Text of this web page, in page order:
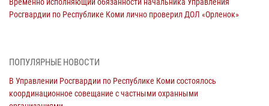
Временно исполняющий обязанности начальника Управления
Росгвардии по Республике Коми лично проверил ДОЛ «Орленок»
В Санкт-Петербурге прошел окружной этап ежегодного
ПОПУЛЯРНЫЕ НОВОСТИ
В Управлении Росгвардии по Республике Коми состоялось
координационное совещание с частными охранными